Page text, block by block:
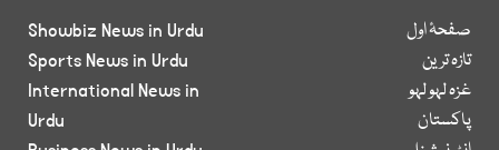
صفحۂ اول
تازہ ترین
غزہ لہو لہو
پاکستان
Showbiz News in Urdu
Sports News in Urdu
International News in
Urdu